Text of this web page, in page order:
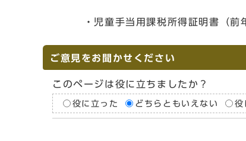
・児童手当用課税所得証明書（前年
ご意見をお聞かせください
このページは役に立ちましたか？
役に立った どちらともいえない 役